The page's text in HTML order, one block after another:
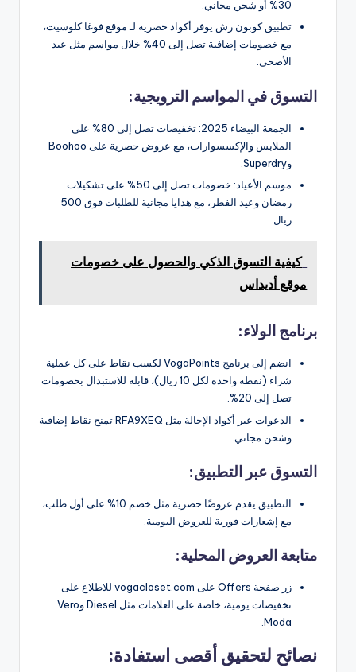
30% أو شحن مجاني.
تطبيق كوبون رش يوفر أكواد حصرية لـ موقع فوغا كلوسيت،
مع خصومات إضافية تصل إلى 40% خلال مواسم مثل عيد
الأضحى.
التسوق في المواسم الترويجية:
الجمعة البيضاء 2025: تخفيضات تصل إلى 80% على
الملابس والإكسسوارات، مع عروض حصرية على Boohoo
وSuperdry.
موسم الأعياد: خصومات تصل إلى 50% على تشكيلات
رمضان وعيد الفطر، مع هدايا مجانية للطلبات فوق 500
ريال.
كيفية التسوق الذكي والحصول على خصومات
موقع أديداس
برنامج الولاء:
انضم إلى برنامج VogaPoints لكسب نقاط على كل عملية
شراء (نقطة واحدة لكل 10 ريال)، قابلة للاستبدال بخصومات
تصل إلى 20%.
الدعوات عبر أكواد الإحالة مثل RFA9XEQ تمنح نقاط إضافية
وشحن مجاني.
التسوق عبر التطبيق:
التطبيق يقدم عروضًا حصرية مثل خصم 10% على أول طلب،
مع إشعارات فورية للعروض اليومية.
متابعة العروض المحلية:
زر صفحة Offers على vogacloset.com للاطلاع على
تخفيضات يومية، خاصة على العلامات مثل Diesel وVero
Moda.
نصائح لتحقيق أقصى استفادة: